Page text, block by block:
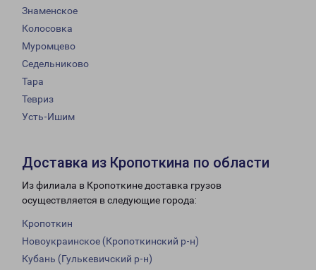
Знаменское
Колосовка
Муромцево
Седельниково
Тара
Тевриз
Усть-Ишим
Доставка из Кропоткина по области
Из филиала в Кропоткине доставка грузов
осуществляется в следующие города:
Кропоткин
Новоукраинское (Кропоткинский р-н)
Кубань (Гулькевичский р-н)